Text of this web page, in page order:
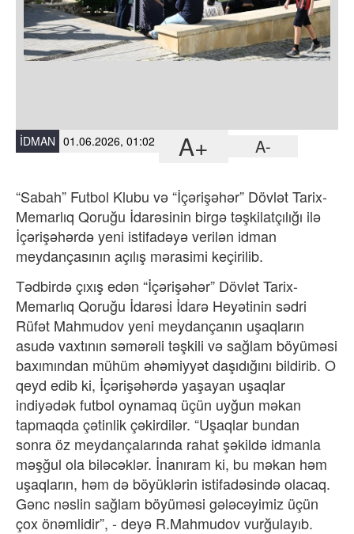
İDMAN 01.06.2026, 01:02 A+ A-
“Sabah” Futbol Klubu və “İçərişəhər” Dövlət Tarix-
Memarlıq Qoruğu İdarəsinin birgə təşkilatçılığı ilə
İçərişəhərdə yeni istifadəyə verilən idman
meydançasının açılış mərasimi keçirilib.
Tədbirdə çıxış edən “İçərişəhər” Dövlət Tarix-
Memarlıq Qoruğu İdarəsi İdarə Heyətinin sədri
Rüfət Mahmudov yeni meydançanın uşaqların
asudə vaxtının səmərəli təşkili və sağlam böyüməsi
baxımından mühüm əhəmiyyət daşıdığını bildirib. O
qeyd edib ki, İçərişəhərdə yaşayan uşaqlar
indiyədək futbol oynamaq üçün uyğun məkan
tapmaqda çətinlik çəkirdilər. “Uşaqlar bundan
sonra öz meydançalarında rahat şəkildə idmanla
məşğul ola biləcəklər. İnanıram ki, bu məkan həm
uşaqların, həm də böyüklərin istifadəsində olacaq.
Gənc nəslin sağlam böyüməsi gələcəyimiz üçün
çox önəmlidir”, - deyə R.Mahmudov vurğulayıb.